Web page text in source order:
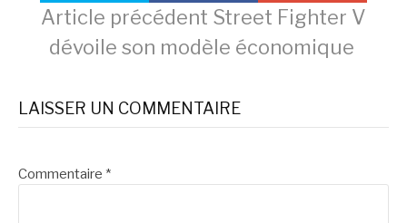
Lire
la
suite
Article précédent Street Fighter V
dévoile son modèle économique
LAISSER UN COMMENTAIRE
Commentaire *